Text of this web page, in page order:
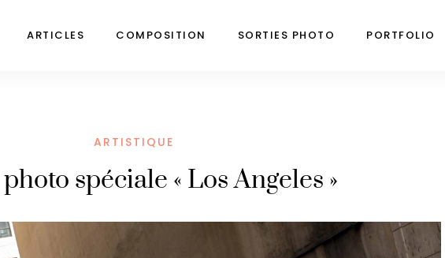
ARTICLES COMPOSITION SORTIES PHOTO PORTFOLIO
ARTISTIQUE
spéciale « Los Angeles »